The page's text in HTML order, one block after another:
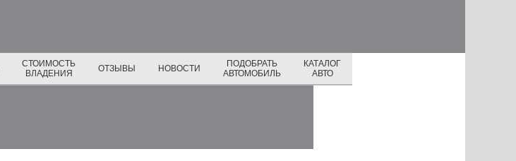
СТОИМОСТЬ
ВЛАДЕНИЯ
ОТЗЫВЫ НОВОСТИ
ПОДОБРАТЬ
АВТОМОБИЛЬ
КАТАЛОГ
АВТО